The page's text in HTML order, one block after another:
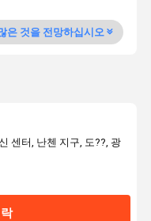
은 것을 전망하십시오
센터, 난첸 지구, 도??, 광